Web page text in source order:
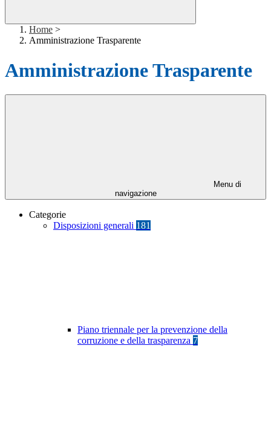
Home >
Amministrazione Trasparente
Amministrazione Trasparente
Menu di
navigazione
Categorie
Disposizioni generali 181
Piano triennale per la prevenzione della
corruzione e della trasparenza 7